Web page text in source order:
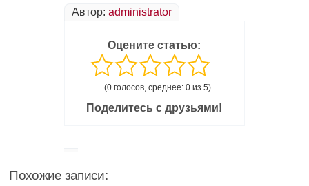
Автор: administrator
Оцените статью:
(0 голосов, среднее: 0 из 5)
Поделитесь с друзьями!
Похожие записи: